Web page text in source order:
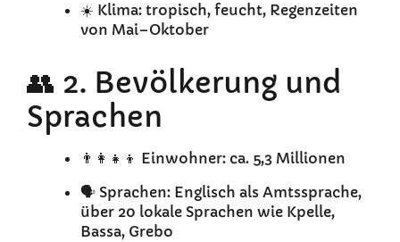
☀️ Klima: tropisch, feucht, Regenzeiten
von Mai–Oktober
👥 2. Bevölkerung und
Sprachen
👨‍👩‍👧‍👦 Einwohner: ca. 5,3 Millionen
🗣️ Sprachen: Englisch als Amtssprache,
über 20 lokale Sprachen wie Kpelle,
Bassa, Grebo